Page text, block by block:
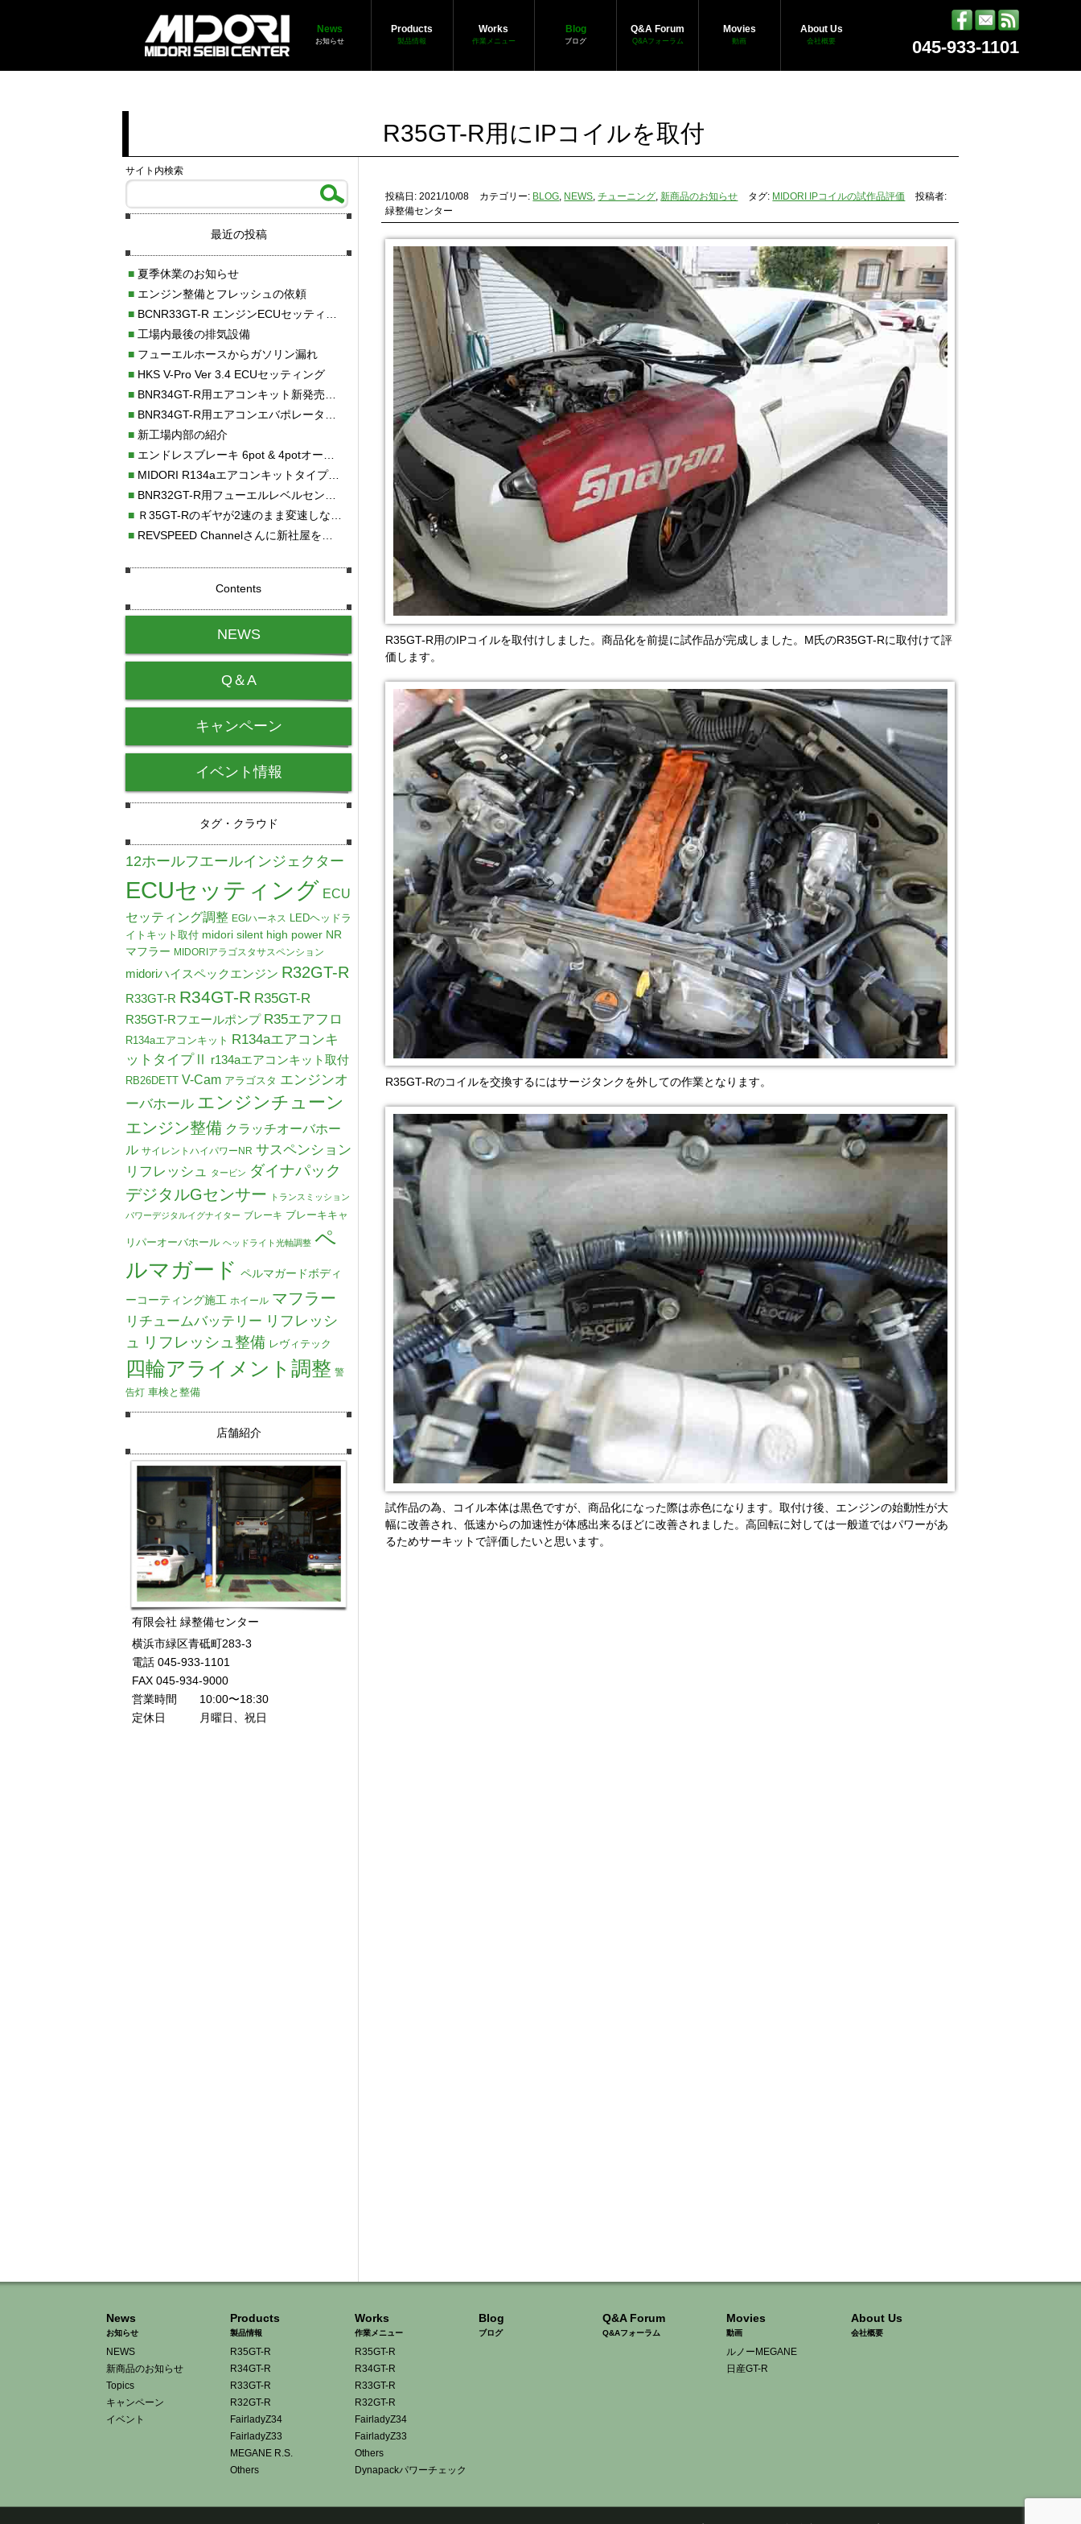
News
お知らせ
Products
製品情報
Works
作業メニュー
Blog
ブログ
Q&A Forum
Q&Aフォーラム
Movies
動画
About Us
会社概要 045-933-1101
R35GT-R用にIPコイルを取付
投稿日: 2021/10/08 カテゴリー: BLOG, NEWS,チューニング, 新商品のお知らせ タグ: MIDORI IPコイルの試作品評価
投稿者:
緑整備センター
R35GT-R用のIPコイルを取付けしました。商品化を前提に試作品が完成しました。M氏のR35GT-Rに取付けて評
価します。
R35GT-Rのコイルを交換するにはサージタンクを外しての作業となります。
試作品の為、コイル本体は黒色ですが、商品化になった際は赤色になります。取付け後、エンジンの始動性が大
幅に改善され、低速からの加速性が体感出来るほどに改善されました。高回転に対しては一般道ではパワーがあ
るためサーキットで評価したいと思います。
サイト内検索
最近の投稿
■夏季休業のお知らせ
■エンジン整備とフレッシュの依頼
■BCNR33GT-R エンジンECUセッティング調整
■工場内最後の排気設備
■フューエルホースからガソリン漏れ
■HKS V-Pro Ver 3.4 ECUセッティング
■BNR34GT-R用エアコンキット新発売！！
■BNR34GT-R用エアコンエバポレーターを新発売！！
■新工場内部の紹介
■エンドレスブレーキ 6pot & 4potオーバーホール
■MIDORI R134aエアコンキットタイプⅡ取り付け
■BNR32GT-R用フューエルレベルセンサー新発売！！
■Ｒ35GT-Rのギヤが2速のまま変速しない！！
■REVSPEED Channelさんに新社屋を紹介していただきました!!
Contents
NEWS
Q＆A
キャンペーン
イベント情報
タグ・クラウド
12ホールフエールインジェクター
ECUセッティング ECU
セッティング調整 EGIハーネス LEDヘッドラ
イトキット取付 midori silent high power NR
マフラー MIDORIアラゴスタサスペンション
midoriハイスペックエンジン R32GT-R
R33GT-R R34GT-R R35GT-R
R35GT-Rフエールポンプ R35エアフロ
R134aエアコンキット R134aエアコンキ
ットタイプⅡ
r134aエアコンキット取付
RB26DETT V-Cam アラゴスタ エンジンオ
ーバホール エンジンチューン
エンジン整備 クラッチオーバホー
ル サイレントハイパワーNR サスペンション
リフレッシュ
タービン ダイナパック
デジタルGセンサー
トランスミッション
パワーデジタルイグナイター ブレーキ ブレーキキャ
リパーオーバホール ヘッドライト光軸調整 ペ
ルマガード ペルマガードボディ
ーコーティング施工 ホイール マフラー
リチュームバッテリー リフレッシ
ュ
リフレッシュ整備 レヴィテック
四輪アライメント調整 警
告灯 車検と整備
店舗紹介
有限会社 緑整備センター
横浜市緑区青砥町283-3
電話 045-933-1101
FAX 045-934-9000
営業時間 10:00〜18:30
定休日 月曜日、祝日
News
お知らせ
NEWS
新商品のお知らせ
Topics
キャンペーン
イベント
Products
製品情報
R35GT-R
R34GT-R
R33GT-R
R32GT-R
FairladyZ34
FairladyZ33
MEGANE R.S.
Others
Works
作業メニュー
R35GT-R
R34GT-R
R33GT-R
R32GT-R
FairladyZ34
FairladyZ33
Others
Dynapackパワーチェック
Blog
ブログ
Q&A Forum
Q&Aフォーラム
Movies
動画
ルノーMEGANE
日産GT-R
About Us
会社概要